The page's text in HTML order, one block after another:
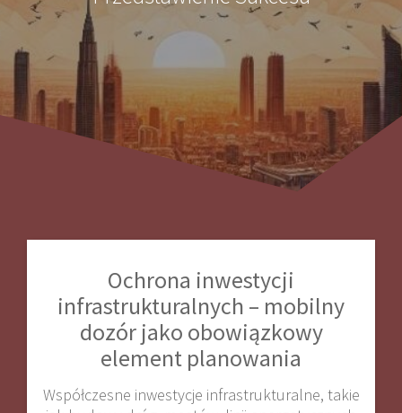
Ochrona inwestycji
infrastrukturalnych – mobilny
dozór jako obowiązkowy
element planowania
Współczesne inwestycje infrastrukturalne, takie